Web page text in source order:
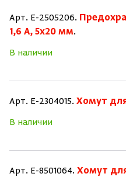
Арт. E-2505206.
1,6 A, 5x20 мм.
В наличии
Арт. E-2304015. Хомут
В наличии
Арт. E-8501064. Хомут